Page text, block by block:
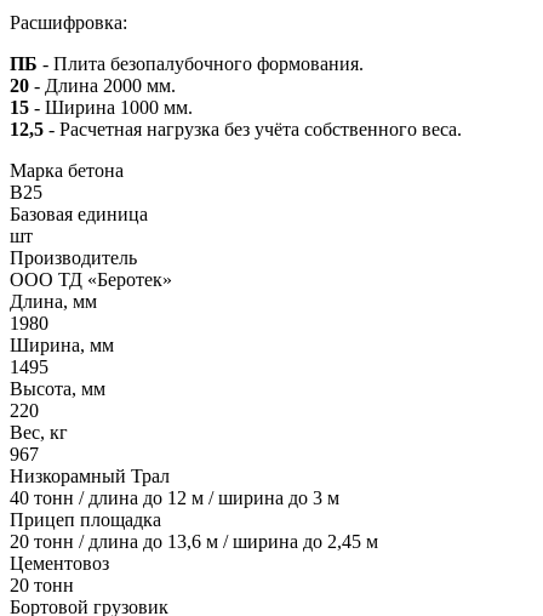
Расшифровка:
ПБ - Плита безопалубочного формования.
20 - Длина 2000 мм.
15 - Ширина 1000 мм.
12,5 - Расчетная нагрузка без учёта собственного веса.
Марка бетона
B25
Базовая единица
шт
Производитель
ООО ТД «Беротек»
Длина, мм
1980
Ширина, мм
1495
Высота, мм
220
Вес, кг
967
Низкорамный Трал
40 тонн / длина до 12 м / ширина до 3 м
Прицеп площадка
20 тонн / длина до 13,6 м / ширина до 2,45 м
Цементовоз
20 тонн
Бортовой грузовик